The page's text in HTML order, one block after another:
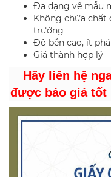
Đa dạng về mẫu
Không chứa chất
trường
Độ bền cao, ít
Giá thành hợp lý
Hãy liên hệ
được báo giá tốt